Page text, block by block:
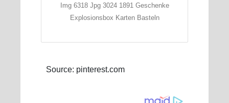
Img 6318 Jpg 3024 1891 Geschenke
Explosionsbox Karten Basteln
Source: pinterest.com